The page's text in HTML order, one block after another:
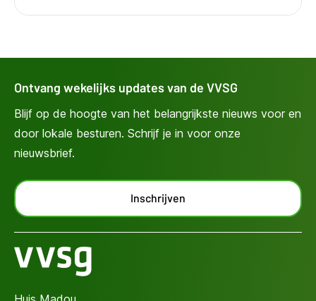
Ontvang wekelijks updates van de VVSG
Blijf op de hoogte van het belangrijkste nieuws voor en
door lokale besturen. Schrijf je in voor onze
nieuwsbrief.
Inschrijven